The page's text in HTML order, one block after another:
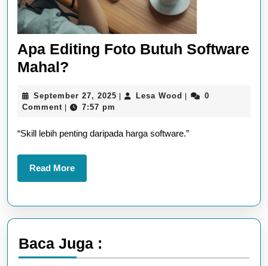
Apa Editing Foto Butuh Software
Mahal?
Foto
Software
Mahal?
September 27, 2025 September
Lesa Wood Lesa 0
Comment
7:57 pm
“Skill lebih penting daripada harga software.”
Read MoreRead
More
Baca Juga :